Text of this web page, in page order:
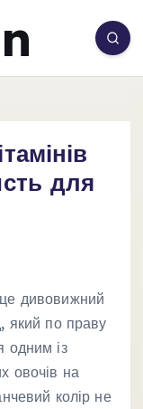
для
дивовижний
який по праву
одним із
овочів на
колір не